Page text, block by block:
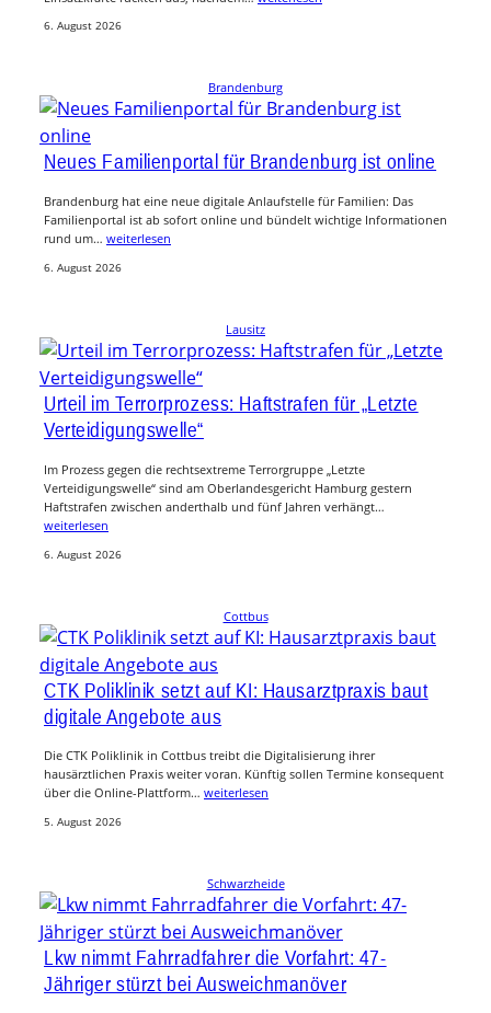
6. August 2026
Brandenburg
Neues Familienportal für Brandenburg ist online
Brandenburg hat eine neue digitale Anlaufstelle für Familien: Das
Familienportal ist ab sofort online und bündelt wichtige Informationen
rund um… weiterlesen
6. August 2026
Lausitz
Urteil im Terrorprozess: Haftstrafen für „Letzte
Verteidigungswelle“
Im Prozess gegen die rechtsextreme Terrorgruppe „Letzte
Verteidigungswelle“ sind am Oberlandesgericht Hamburg gestern
Haftstrafen zwischen anderthalb und fünf Jahren verhängt…
weiterlesen
6. August 2026
Cottbus
CTK Poliklinik setzt auf KI: Hausarztpraxis baut
digitale Angebote aus
Die CTK Poliklinik in Cottbus treibt die Digitalisierung ihrer
hausärztlichen Praxis weiter voran. Künftig sollen Termine konsequent
über die Online-Plattform… weiterlesen
5. August 2026
Schwarzheide
Lkw nimmt Fahrradfahrer die Vorfahrt: 47-
Jähriger stürzt bei Ausweichmanöver